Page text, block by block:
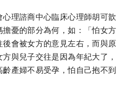
理諮商中心臨床心理師胡可歆
憂的部分為何，如：「怕女方
會被女方的意見左右，而與原
與兒子交往是因為年紀大了，
產婦不易受孕，怕自己抱不到